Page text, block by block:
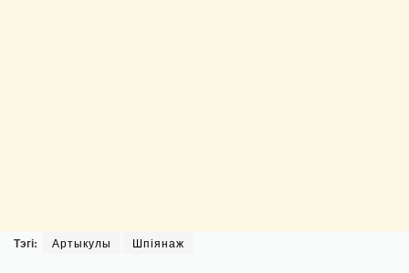
Тэгі: Артыкулы Шпіянаж